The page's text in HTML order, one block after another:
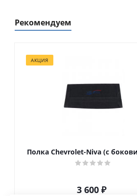
Рекомендуем
АКЦИЯ
Полка Chevrolet-Niva (с
3 600 ₽